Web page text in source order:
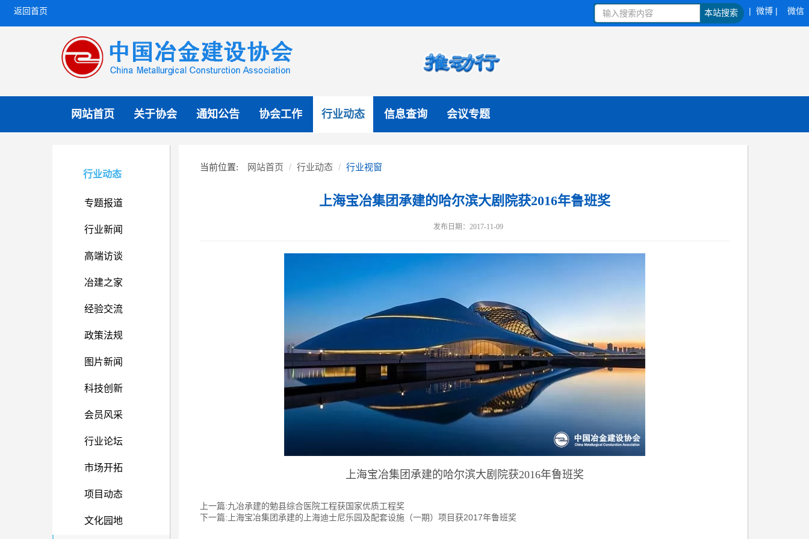
返回首页 本站搜索 | 微博 | 微信
网站首页 关于协会 通知公告 协会工作 行业动态 信息查询 会议专题
行业动态
专题报道
行业新闻
高端访谈
冶建之家
经验交流
政策法规
图片新闻
科技创新
会员风采
行业论坛
市场开拓
项目动态
文化园地
当前位置: 网站首页 行业动态 行业视窗
上海宝冶集团承建的哈尔滨大剧院获2016年鲁班奖
发布日期：2017-11-09
上海宝冶集团承建的哈尔滨大剧院获2016年鲁班奖
上一篇:九冶承建的勉县综合医院工程获国家优质工程奖
下一篇:上海宝冶集团承建的上海迪士尼乐园及配套设施（一期）项目获2017年鲁班奖